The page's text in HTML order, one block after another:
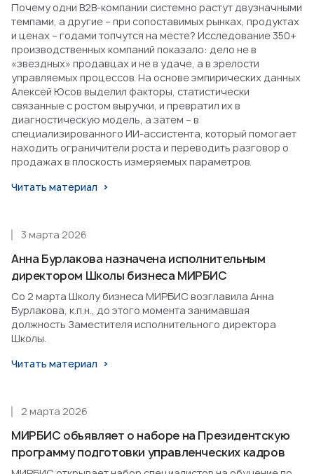
Почему одни B2B-компании системно растут двузначными
темпами, а другие – при сопоставимых рынках, продуктах
и ценах – годами топчутся на месте? Исследование 350+
производственных компаний показало: дело не в
«звездных» продавцах и не в удаче, а в зрелости
управляемых процессов. На основе эмпирических данных
Алексей Юсов выделил факторы, статистически
связанные с ростом выручки, и превратил их в
диагностическую модель, а затем – в
специализированного ИИ-ассистента, который помогает
находить ограничители роста и переводить разговор о
продажах в плоскость измеряемых параметров.
Читать материал
Анна Бурлакова назначена исполнительным
директором Школы бизнеса МИРБИС
3 марта 2026
Со 2 марта Школу бизнеса МИРБИС возглавила Анна
Бурлакова, к.п.н., до этого момента занимавшая
должность Заместителя исполнительного директора
Школы.
Читать материал
МИРБИС объявляет о наборе на Президентскую
программу подготовки управленческих кадров
2 марта 2026